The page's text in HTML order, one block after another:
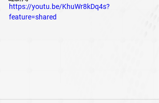
https://youtu.be/KhuWr8kDq4s?
feature=shared